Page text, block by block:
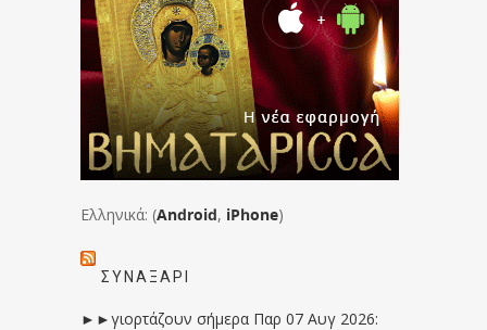
Ελληνικά: (Android, iPhone)
ΣΥΝΑΞΆΡΙ
►►γιορτάζουν σήμερα Παρ 07 Αυγ 2026: